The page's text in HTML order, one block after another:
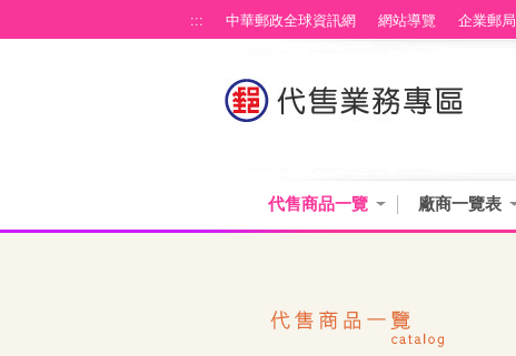
::: 中華郵政全球資訊網 網站導覽 企業郵局
代售商品一覽 廠商一覽表